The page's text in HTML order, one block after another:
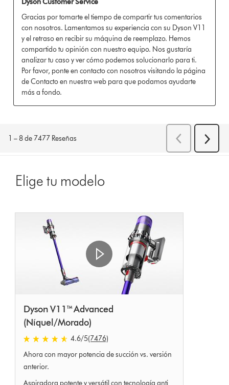
Elige tu modelo
Dyson V11™ Advanced
(Níquel/Morado)
4.6
estrellas
de
4.6/5(7476)
Ahora con mayor potencia de succión vs. versión
anterior.